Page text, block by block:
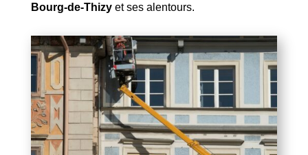
Bourg-de-Thizyet ses alentours.